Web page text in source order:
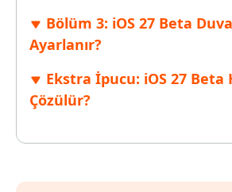
Bölüm 3: iOS 27 Beta
Ayarlanır?
Ekstra İpucu: iOS 27 Beta
Çözülür?